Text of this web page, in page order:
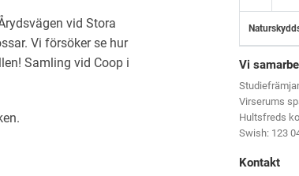
vid Stora
Vi försöker se hur
Samling vid Coop i
.
Vi
Virserums
Hultsfreds
Swish: 123
Kontakt